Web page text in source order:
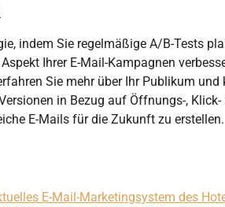
indem Sie regelmäßige A/B-Tests
Ihrer E-Mail-Kampagnen
Sie mehr über Ihr Publikum
in Bezug auf Öffnungs-,
E-Mails für die Zukunft zu erstellen.
E-Mail-Marketingsystem des